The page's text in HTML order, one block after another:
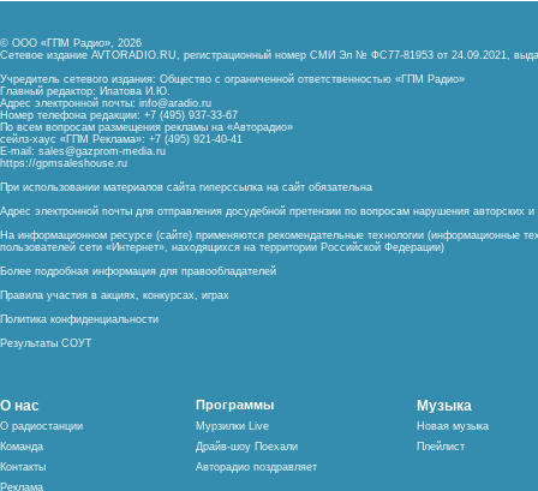
© ООО «ГПМ Радио», 2026
Сетевое издание AVTORADIO.RU, регистрационный номер СМИ Эл № ФС77-81953 от 24.09.2021,
Учредитель сетевого издания: Общество с ограниченной ответственностью «ГПМ Радио»
Главный редактор: Ипатова И.Ю.
Адрес электронной почты: info@aradio.ru
Номер телефона редакции: +7 (495) 937-33-67
По всем вопросам размещения рекламы на «Авторадио»
сейлз-хаус «ГПМ Реклама»: +7 (495) 921-40-41
E-mail: sales@gazprom-media.ru
https://gpmsaleshouse.ru
При использовании материалов сайта гиперссылка на сайт обязательна
Адрес электронной почты для отправления досудебной претензии по вопросам нарушения авторских
На информационном ресурсе (сайте) применяются рекомендательные технологии (информационные
пользователей сети «Интернет», находящихся на территории Российской Федерации)
Более подробная информация для правообладателей
Правила участия в акциях, конкурсах, играх
Политика конфиденциальности
Результаты СОУТ
О нас
О радиостанции
Команда
Контакты
Реклама
Программы
Мурзилки Live
Драйв-шоу Поехали
Авторадио поздравляет
Музыка
Новая музыка
Плейлист